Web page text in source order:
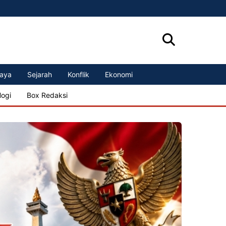
Sejarah Konflik Ekonomi
Box Redaksi